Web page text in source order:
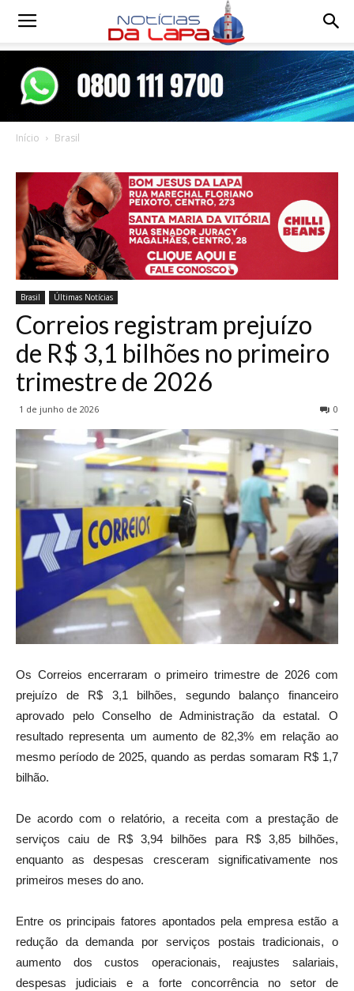
Notícias
Início Brasil
Brasil Últimas Notícias
Correios registram prejuízo
de R$ 3,1 bilhões no primeiro
trimestre de 2026
1 de junho de 2026 0
Os Correios encerraram o primeiro trimestre de 2026 com
prejuízo de R$ 3,1 bilhões, segundo balanço financeiro
aprovado pelo Conselho de Administração da estatal. O
resultado representa um aumento de 82,3% em relação ao
mesmo período de 2025, quando as perdas somaram R$ 1,7
bilhão.
De acordo com o relatório, a receita com a prestação de
serviços caiu de R$ 3,94 bilhões para R$ 3,85 bilhões,
enquanto as despesas cresceram significativamente nos
primeiros meses do ano.
Entre os principais fatores apontados pela empresa estão a
redução da demanda por serviços postais tradicionais, o
aumento dos custos operacionais, reajustes salariais,
despesas judiciais e a forte concorrência no setor de